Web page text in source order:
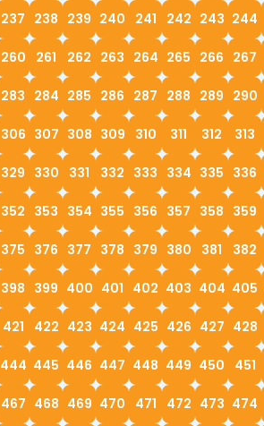
237 238 239 240 241 242 243 244
260 261 262 263 264 265 266 267
283 284 285 286 287 288 289 290
306 307 308 309 310 311 312 313
329 330 331 332 333 334 335 336
352 353 354 355 356 357 358 359
375 376 377 378 379 380 381 382
398 399 400 401 402 403 404 405
421 422 423 424 425 426 427 428
444 445 446 447 448 449 450 451
467 468 469 470 471 472 473 474